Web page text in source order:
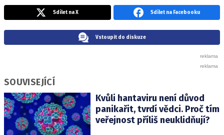
Sdílet na X Sdílet na Facebooku
Vstoupit do diskuze
SOUVISEJÍCÍ
Kvůli hantaviru není důvod
panikařit, tvrdí vědci. Proč tím
veřejnost příliš neuklidňují?